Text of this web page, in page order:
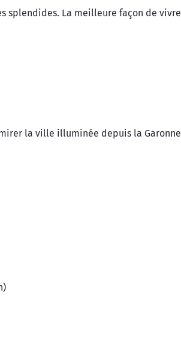
splendides. La meilleure façon de
la ville illuminée depuis la